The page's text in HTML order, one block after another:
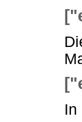
In